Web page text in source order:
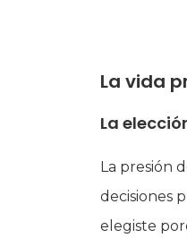
La vida
La
La presión
decisiones
elegiste